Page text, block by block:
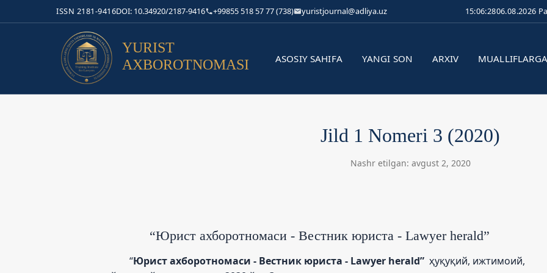
ISSN 2181-9416DOI: 10.34920/2187-9416 +99855 518 57 77 (738) yuristjournal@adliya.uz 15:06:2906.08.2026
YURIST
AXBOROTNOMASI
ASOSIY SAHIFA YANGI SON ARXIV MUALLIFLARGA
Jild 1 Nomeri 3 (2020)
Nashr etilgan: avgust 2, 2020
“Юрист ахборотномаси - Вестник юриста - Lawyer herald”
“Юрист ахборотномаси - Вестник юриста - Lawyer herald” ҳуқуқий, ижтимоий,